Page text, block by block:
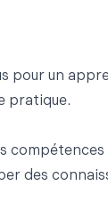
un
pratique.
des